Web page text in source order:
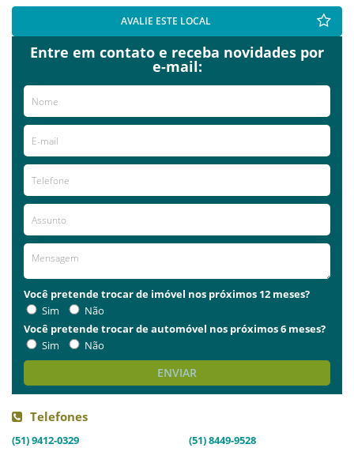
AVALIE ESTE LOCAL
Entre em contato e receba novidades por
e-mail:
Você pretende trocar de imóvel nos próximos 12 meses?
Sim
Não
Você pretende trocar de automóvel nos próximos 6 meses?
Sim
Não
ENVIAR
Telefones
(51) 9412-0329 (51) 8449-9528